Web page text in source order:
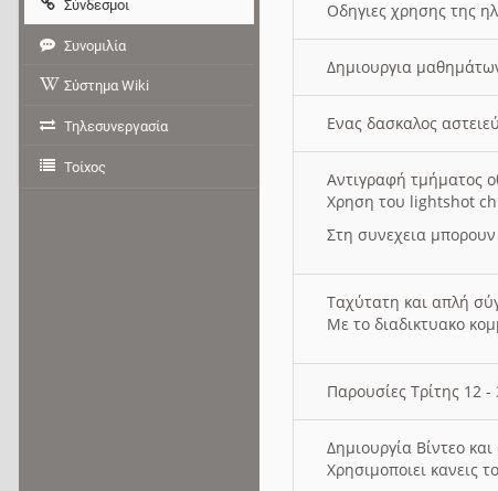
Οδηγιες χρησης της
Δημιουργια
Ενας δασκαλος
Αντιγραφή τμήματος
Χρηση του lightshot
Στη συνεχεια
Ταχύτατη και απλή
Με το διαδικτυακο
Παρουσίες Τρίτης 12
Δημιουργία Βίντεο
Χρησιμοποιει κανεις
Σύνδεσμοι
Συνομιλία
Σύστημα Wiki
Τηλεσυνεργασία
Τοίχος